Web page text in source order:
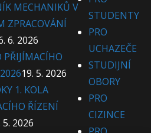
MECHANIKŮ V
ZPRACOVÁNÍ
6. 2026
PŘIJÍMACÍHO
19. 5. 2026
1. KOLA
ŘÍZENÍ
5. 2026
STUDENTY
PRO
UCHAZEČE
STUDIJNÍ
OBORY
PRO
CIZINCE
PRO